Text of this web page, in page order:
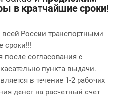
в кратчайшие сроки!
России транспортными
сроки!!!
после согласования с
пункта выдачи.
в течение 1-2 рабочих
денег на расчетный счет